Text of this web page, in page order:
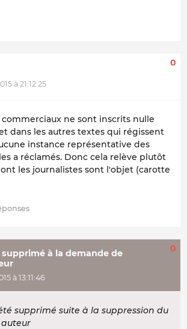
à 21:12:25
0
commerciaux ne sont inscrits nulle
dans les autres textes qui régissent
instance représentative des
a réclamés. Donc cela relève plutôt
les journalistes sont l'objet (carotte
à la demande de
à 13:11:46
0
supprimé suite à la suppression du